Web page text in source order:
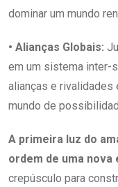
dominar um mundo
• Alianças Globais:
em um sistema inter-
alianças e rivalidades
mundo de
A primeira luz do
ordem de uma nova
crepúsculo para